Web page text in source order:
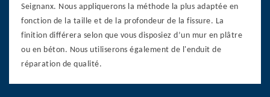
Seignanx. Nous appliquerons la méthode la plus adaptée en
fonction de la taille et de la profondeur de la fissure. La
finition différera selon que vous disposiez d’un mur en plâtre
ou en béton. Nous utiliserons également de l'enduit de
réparation de qualité.